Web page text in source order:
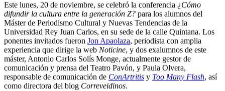
Este lunes, 20 de noviembre, se celebró la conferencia ¿Cómo
difundir la cultura entre la generación Z? para los alumnos del
Máster de Periodismo Cultural y Nuevas Tendencias de la
Universidad Rey Juan Carlos, en su sede de la calle Quintana. Los
ponentes invitados fueron Jon Apaolaza, periodista con amplia
experiencia que dirige la web Noticine, y dos exalumnos de este
máster, Antonio Carlos Solís Monge, actualmente gestor de
comunicación y prensa del Teatro Pavón, y Paula Olvera,
responsable de comunicación de ConArtritis y Too Many Flash, así
como directora del blog Correveidinos.